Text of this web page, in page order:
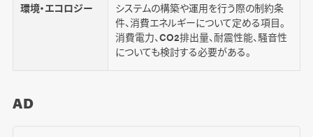
環境・エコロジー
システムの構築や運用を行う際の制約条
件、消費エネルギーについて定める項目。
消費電力、CO2排出量、耐震性能、騒音性
についても検討する必要がある。
AD